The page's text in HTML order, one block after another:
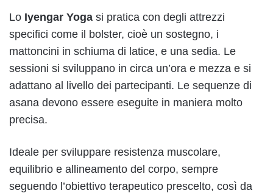
Lo Iyengar Yoga si pratica con degli attrezzi
specifici come il bolster, cioè un sostegno, i
mattoncini in schiuma di latice, e una sedia. Le
sessioni si sviluppano in circa un’ora e mezza e si
adattano al livello dei partecipanti. Le sequenze di
asana devono essere eseguite in maniera molto
precisa.
Ideale per sviluppare resistenza muscolare,
equilibrio e allineamento del corpo, sempre
seguendo l’obiettivo terapeutico prescelto, così da